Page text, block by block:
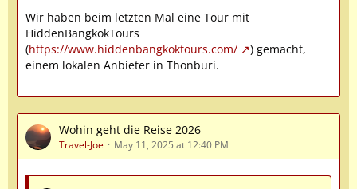
Wir haben beim letzten Mal eine Tour mit
HiddenBangkokTours
(https://www.hiddenbangkoktours.com/
) gemacht,
einem lokalen Anbieter in Thonburi.
Wohin geht die Reise 2026
Travel-Joe May 11, 2025 at 12:40 PM